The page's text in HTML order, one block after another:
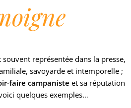
souvent représentée dans la presse,
savoyarde et intemporelle ;
faire campaniste et sa réputation
quelques exemples…